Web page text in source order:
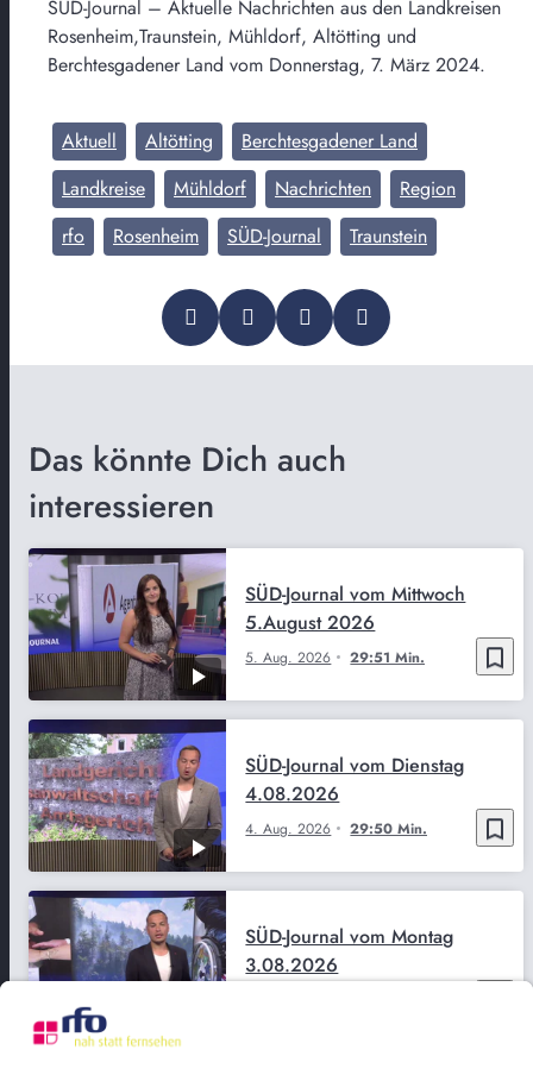
SÜD-Journal – Aktuelle Nachrichten aus den Landkreisen
Rosenheim,Traunstein, Mühldorf, Altötting und
Berchtesgadener Land vom Donnerstag, 7. März 2024.
Aktuell Altötting
Berchtesgadener Land
Landkreise
Mühldorf Nachrichten
Region
rfo
Rosenheim SÜD-Journal Traunstein
Das könnte Dich auch
interessieren
bookmark_border
5. Aug. 2026 29:51 Min.
SÜD-Journal vom Mittwoch
5.August 2026
bookmark_border
4. Aug. 2026 29:50 Min.
SÜD-Journal vom Dienstag
4.08.2026
SÜD-Journal vom Montag
3.08.2026